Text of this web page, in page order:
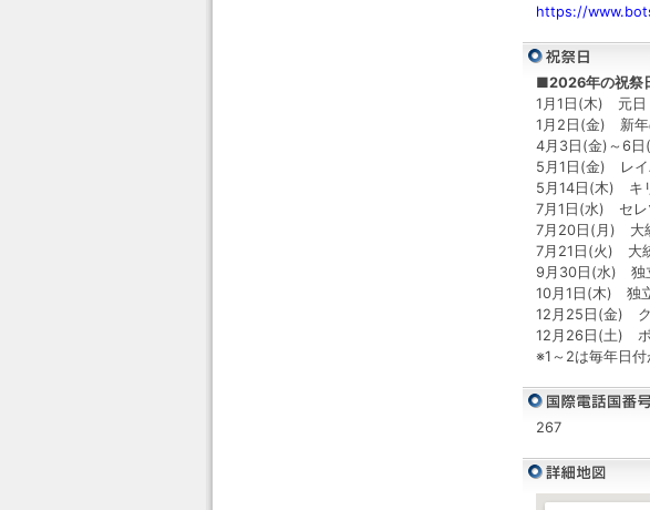
https://
■2026年の祝祭
1月1日(木) 元日
1月2日(金) 新年
4月3日(金)～6
5月1日(金) レイ
5月14日(木) キ
7月1日(水) セレ
7月20日(月) 大
7月21日(火) 大
9月30日(水) 独
10月1日(木) 独
12月25日(金)
12月26日(土)
※1～2は毎年日付
267